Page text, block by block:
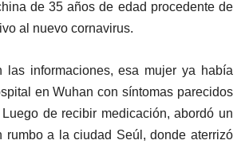
de 35 años de edad procedente de
al nuevo cornavirus.
las informaciones, esa mujer ya había
en Wuhan con síntomas parecidos
de recibir medicación, abordó un
rumbo a la ciudad Seúl, donde aterrizó